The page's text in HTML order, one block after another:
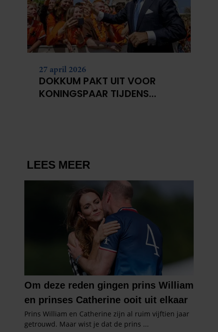
gaat akkoord met onze cookies als u onze website blijft
gebruiken.
27 april 2026
DOKKUM PAKT UIT VOOR
KONINGSPAAR TIJDENS